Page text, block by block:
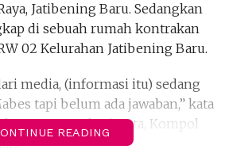
Jatibening Baru. Sedangkan
di sebuah rumah kontrakan
02 Kelurahan Jatibening Baru.
media, (informasi itu) sedang
tapi belum ada jawaban,” kata
Metro Bekasi Kota, Kompol
READING